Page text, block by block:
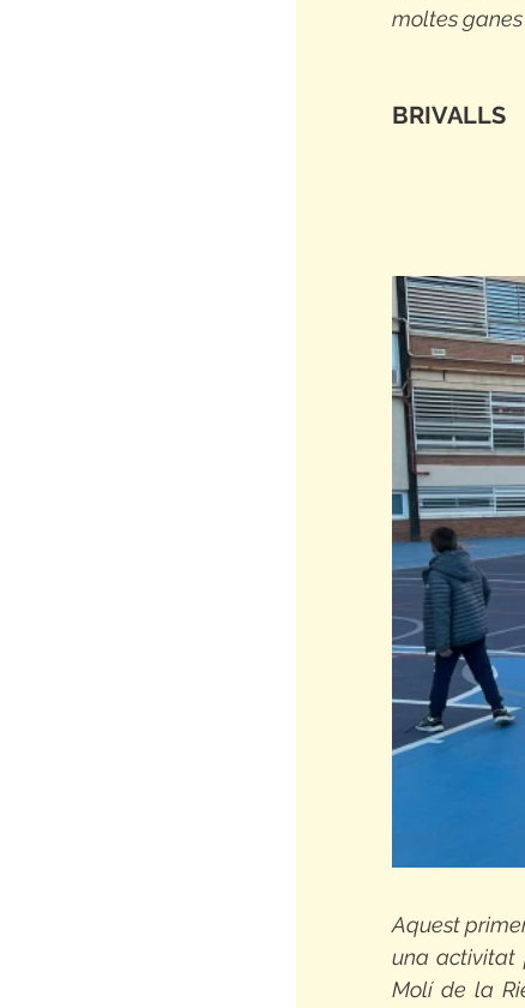
moltes ganes
BRIVALLS
Aquest
una activitat
Molí de la